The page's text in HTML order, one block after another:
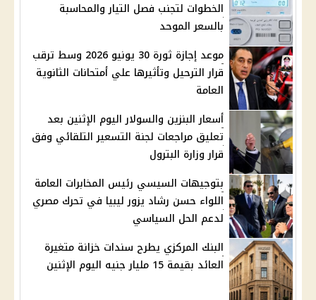
الخطوات لتجنب فصل التيار والمحاسبة
بالسعر الموحد
موعد إجازة ثورة 30 يونيو 2026 وسط ترقب
قرار الترحيل وتأثيرها علي أمتحانات الثانوية
العامة
أسعار البنزين والسولار اليوم الإثنين بعد
تعليق مراجعات لجنة التسعير التلقائي وفق
قرار وزارة البترول
بتوجيهات السيسي رئيس المخابرات العامة
اللواء حسن رشاد يزور ليبيا في تحرك مصري
لدعم الحل السياسي
البنك المركزي يطرح سندات خزانة متغيرة
العائد بقيمة 15 مليار جنيه اليوم الإثنين